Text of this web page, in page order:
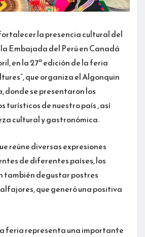
la presencia cultural del
Embajada del Perú en Canadá
en la 27ª edición de la feria
que organiza el Algonquin
donde se presentaron los
turísticos de nuestro país , así
cultural y gastronómica.
reúne diversas expresiones
de diferentes países, los
también degustar postres
que generó una positiva
feria representa una importante